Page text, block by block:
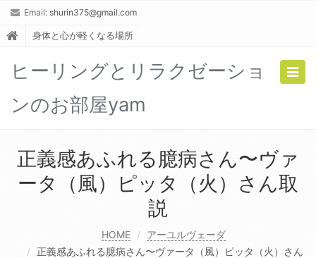
Email: shurin375@gmail.com
身体と心が軽くなる場所
ヒーリングとリラクゼーショ
ンのお部屋yam
正義感あふれる臆病さん〜ヴァ
ータ（風）ピッタ（火）さん取
説
HOME
アーユルヴェーダ
正義感あふれる臆病さん〜ヴァータ（風）ピッタ（火）さん